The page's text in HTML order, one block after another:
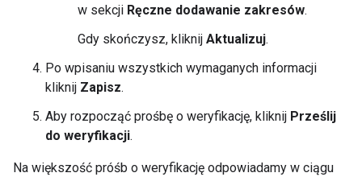
w sekcji Ręczne dodawanie zakresów.
Gdy skończysz, kliknij Aktualizuj.
Po wpisaniu wszystkich wymaganych informacji
kliknij Zapisz.
Aby rozpocząć prośbę o weryfikację, kliknij Prześlij
do weryfikacji.
Na większość próśb o weryfikację odpowiadamy w ciągu